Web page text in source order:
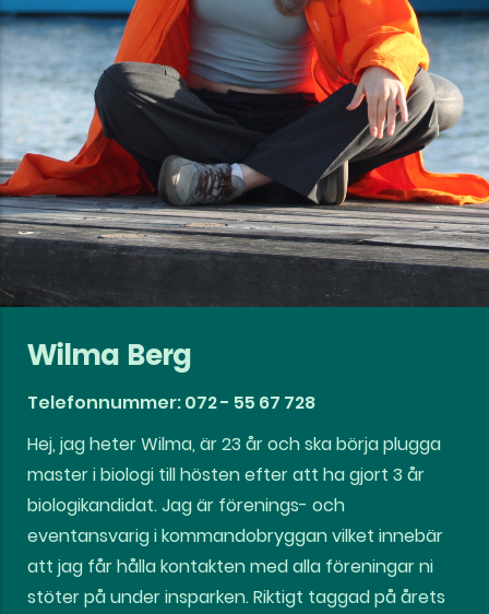
Wilma Berg
Telefonnummer: 072 - 55 67 728
Hej, jag heter Wilma, är 23 år och ska börja plugga
master i biologi till hösten efter att ha gjort 3 år
biologikandidat. Jag är förenings- och
eventansvarig i kommandobryggan vilket innebär
att jag får hålla kontakten med alla föreningar ni
stöter på under insparken. Riktigt taggad på årets